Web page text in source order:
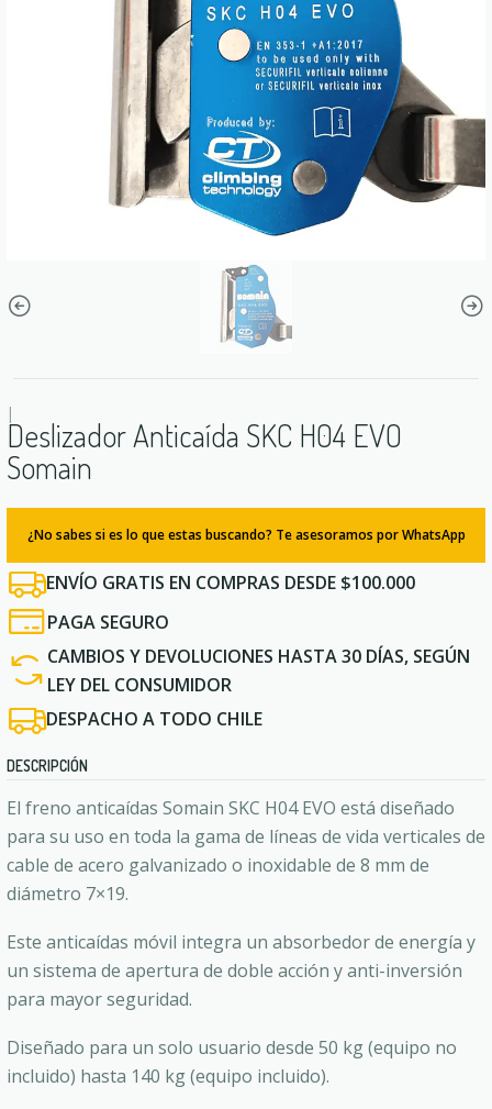
|
Deslizador Anticaída SKC H04 EVO
Somain
¿No sabes si es lo que estas buscando? Te asesoramos por WhatsApp
ENVÍO GRATIS EN COMPRAS DESDE $100.000
PAGA SEGURO
CAMBIOS Y DEVOLUCIONES HASTA 30 DÍAS, SEGÚN
LEY DEL CONSUMIDOR
DESPACHO A TODO CHILE
DESCRIPCIÓN
El freno anticaídas Somain SKC H04 EVO está diseñado
para su uso en toda la gama de líneas de vida verticales de
cable de acero galvanizado o inoxidable de 8 mm de
diámetro 7×19.
Este anticaídas móvil integra un absorbedor de energía y
un sistema de apertura de doble acción y anti-inversión
para mayor seguridad.
Diseñado para un solo usuario desde 50 kg (equipo no
incluido) hasta 140 kg (equipo incluido).